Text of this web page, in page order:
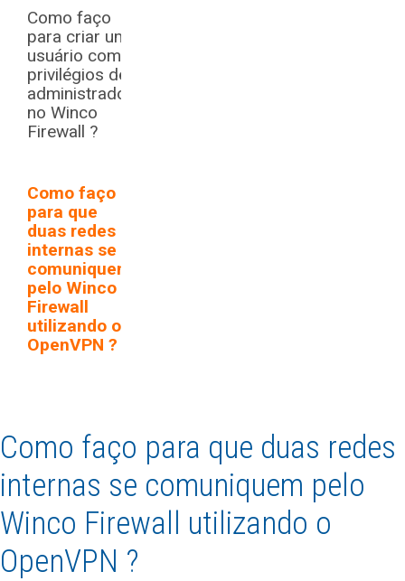
Como faço
para criar um
usuário com
privilégios de
administrador
no Winco
Firewall ?
Como faço
para que
duas redes
internas se
comuniquem
pelo Winco
Firewall
utilizando o
OpenVPN ?
Como faço para que duas redes
internas se comuniquem pelo
Winco Firewall utilizando o
OpenVPN ?